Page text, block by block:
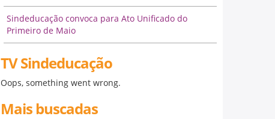
Sindeducação convoca para Ato Unificado do
Primeiro de Maio
TV Sindeducação
Oops, something went wrong.
Mais buscadas